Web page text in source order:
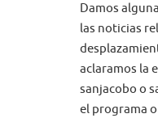
Damos
las noticias
aclaramos la
sanjacobo o
el programa